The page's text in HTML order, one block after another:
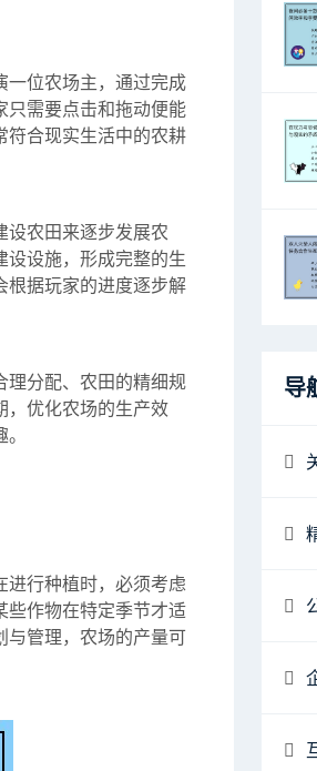
一位农场主，通过完成
只需要点击和拖动便能
符合现实生活中的农耕
设农田来逐步发展农
设设施，形成完整的生
根据玩家的进度逐步解
理分配、农田的精细规
，优化农场的生产效
进行种植时，必须考虑
些作物在特定季节才适
与管理，农场的产量可
导